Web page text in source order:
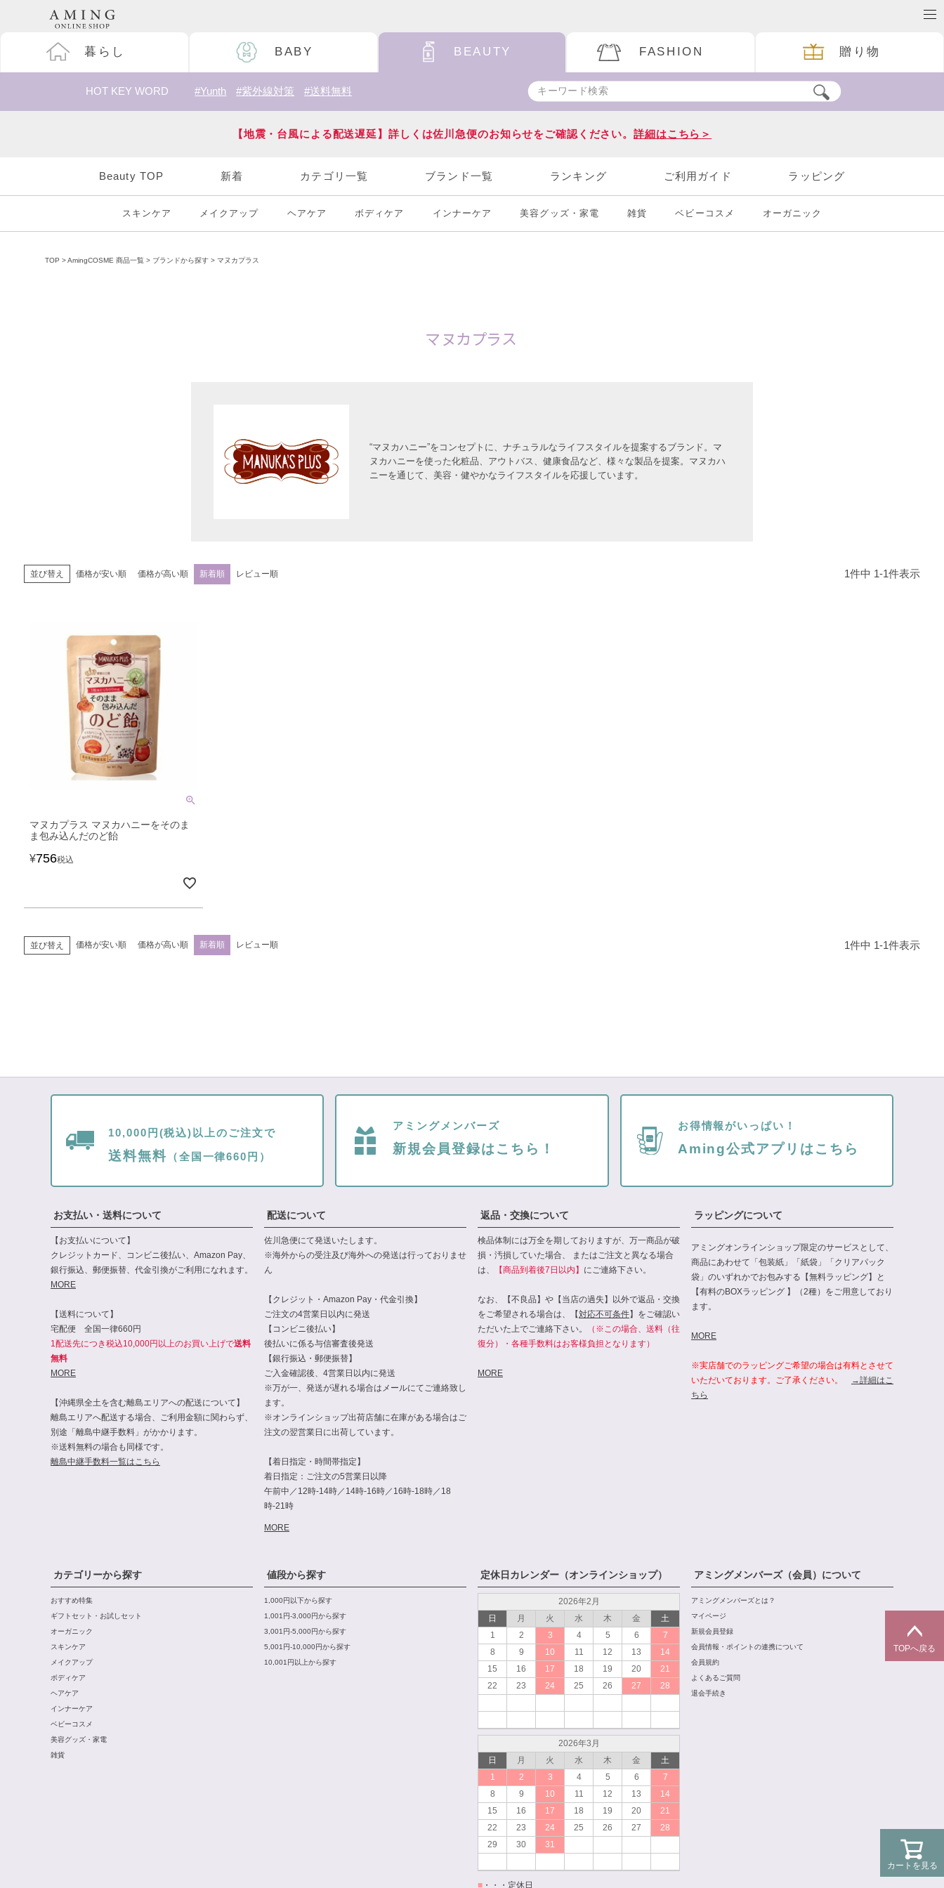
暮らし BABY BEAUTY FASHION 贈り物
HOT KEY WORD #Yunth #紫外線対策 #送料無料
【地震・台風による配送遅延】詳しくは佐川急便のお知らせをご確認ください。詳細はこちら＞
Beauty TOP 新着 カテゴリ一覧 ブランド一覧 ランキング ご利用ガイド ラッピング
スキンケア メイクアップ ヘアケア ボディケア インナーケア 美容グッズ・家電 雑貨 ベビーコスメ オーガニック
TOP AmingCOSME 商品一覧 ブランドから探す マヌカプラス
マヌカプラス
“マヌカハニー”をコンセプトに、ナチュラルなライフスタイルを提案するブランド。マ
ヌカハニーを使った化粧品、アウトバス、健康食品など、様々な製品を提案。マヌカハ
ニーを通じて、美容・健やかなライフスタイルを応援しています。
並び替え 価格が安い順 価格が高い順 新着順 レビュー順 1件中 1-1件表示
マヌカプラス マヌカハニーをそのま
ま包み込んだのど飴
¥756税込
並び替え 価格が安い順 価格が高い順 新着順 レビュー順 1件中 1-1件表示
カートを見る
TOPへ戻る
10,000円(税込)以上のご注文で
送料無料 （全国一律660円）
アミングメンバーズ
新規会員登録はこちら！
お得情報がいっぱい！
Aming公式アプリはこちら
お支払い・送料について
【お支払いについて】
クレジットカード、コンビニ後払い、Amazon Pay、
銀行振込、郵便振替、代金引換がご利用になれます。
MORE
【送料について】
宅配便 全国一律660円
1配送先につき税込10,000円以上のお買い上げで送料
無料
MORE
【沖縄県全土を含む離島エリアへの配送について】
離島エリアへ配送する場合、ご利用金額に関わらず、
別途「離島中継手数料」がかかります。
※送料無料の場合も同様です。
離島中継手数料一覧はこちら
配送について
佐川急便にて発送いたします。
※海外からの受注及び海外への発送は行っておりませ
ん
【クレジット・Amazon Pay・代金引換】
ご注文の4営業日以内に発送
【コンビニ後払い】
後払いに係る与信審査後発送
【銀行振込・郵便振替】
ご入金確認後、4営業日以内に発送
※万が一、発送が遅れる場合はメールにてご連絡致し
ます。
※オンラインショップ出荷店舗に在庫がある場合はご
注文の翌営業日に出荷しています。
【着日指定・時間帯指定】
着日指定：ご注文の5営業日以降
午前中／12時-14時／14時-16時／16時-18時／18
時-21時
MORE
返品・交換について
検品体制には万全を期しておりますが、万一商品が破
損・汚損していた場合、 またはご注文と異なる場合
は、
【商品到着後7日以内】 にご連絡下さい。
なお、【不良品】や【当店の過失】以外で返品・交換
をご希望される場合は、【対応不可条件】をご確認い
ただいた上でご連絡下さい。
（※この場合、送料（往
復分）・各種手数料はお客様負担となります）
MORE
ラッピングについて
アミングオンラインショップ限定のサービスとして、
商品にあわせて「包装紙」「紙袋」「クリアパック
袋」のいずれかでお包みする【無料ラッピング】と
【有料のBOXラッピング 】（2種）をご用意しており
ます。
MORE
※実店舗でのラッピングご希望の場合は有料とさせて
いただいております。ご了承ください。
→詳細はこ
ちら
カテゴリーから探す
おすすめ特集
ギフトセット・お試しセット
オーガニック
スキンケア
メイクアップ
ボディケア
ヘアケア
インナーケア
ベビーコスメ
美容グッズ・家電
雑貨
値段から探す
1,000円以下から探す
1,001円-3,000円から探す
3,001円-5,000円から探す
5,001円-10,000円から探す
10,001円以上から探す
定休日カレンダー（オンラインショップ）
2026年2月
日
月 火 水 木 金
土
1
2 3 4 5 6
7
8
9 10 11 12 13
14
15
16 17 18 19 20
21
22
23 24 25 26 27 28
2026年3月
日
月 火 水 木 金
土
1
2 3 4 5 6
7
8
9 10 11 12 13
14
15
16 17 18 19 20
21
22
23 24 25 26 27
28
29
30 31
■ ・・・定休日
アミングメンバーズ（会員）について
アミングメンバーズとは？
マイページ
新規会員登録
会員情報・ポイントの連携について
会員規約
よくあるご質問
退会手続き